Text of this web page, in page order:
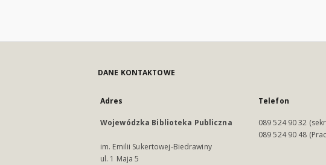
DANE KONTAKTOWE
Adres
Wojewódzka Biblioteka Publiczna
im. Emilii Sukertowej-Biedrawiny
ul. 1 Maja 5
Telefon
089 524 90 32
089 524 90 48